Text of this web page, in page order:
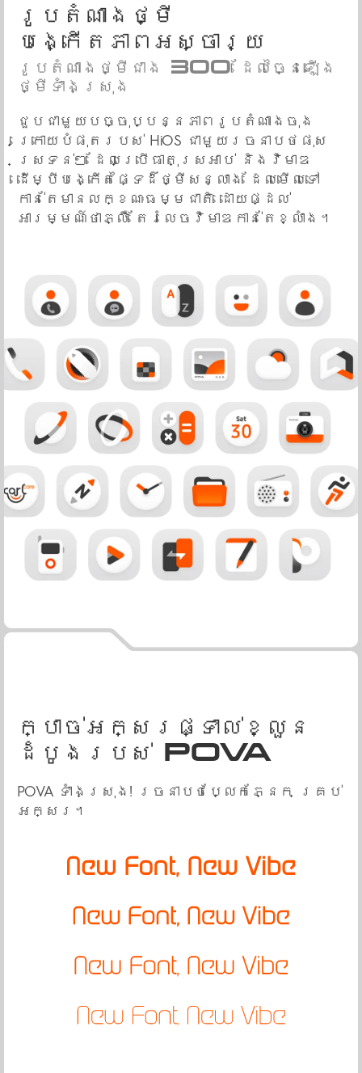
រូបតំណាងថ្មី
បង្កើតភាពអស្ចារ្យ
រូបតំណាងថ្មីជាង 300 ដែលច្នៃឡើង
ថ្មីទាំងស្រុង
ជួបជាមួយបច្ចុប្បន្នភាពរូបតំណាងចុង
ក្រោយបំផុតរបស់ HiOS ជាមួយរចនាបថផុស
ស្រទន់ៗ ដែលប្រើធាតុស្រអាប់ និងវិមាឌ
ដើម្បីបង្កើតផ្ទៃដ៏ថ្មីសន្លាង ដែលមើលទៅ
កាន់តែមានលក្ខណៈធម្មជាតិ ដោយផ្ដល់
អារម្មណ៍ថាភ្លឺ តែរំលេចវិមាឌកាន់តែខ្លាំង។
ក្បាច់អក្សរផ្ទាល់ខ្លួន
ដំបូងរបស់ POVA
POVA ទាំងស្រុង! រចនាបថប្លែកភ្នែក គ្រប់
អក្សរ។